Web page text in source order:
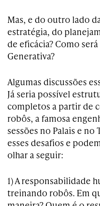
Mas, e do outro lado
estratégia, do
de eficácia? Como
Generativa?
Algumas discussões
Já seria possível
completos a partir de
robôs, a famosa
sessões no Palais e
esses desafios e
olhar a seguir:
1) A responsabilidade
treinando robôs. Em